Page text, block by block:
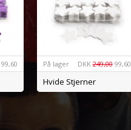
99,60 DKK 249,00 99,60
På lager
Hvide Stjerner